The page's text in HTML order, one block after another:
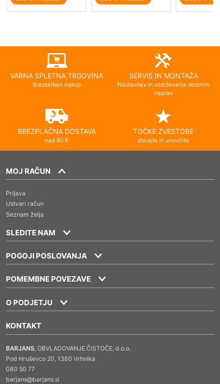
VARNA SPLETNA TRGOVINA
Brezskrben nakup
SERVIS IN MONTAŽA
Nastavitev in vzdrževanje dozirnih
naprav
BREZPLAČNA DOSTAVA
nad 80 €
TOČKE ZVESTOBE
zbirajte in unovčite
MOJ RAČUN
Prijava
Ustvari račun
Seznam želja
SLEDITE NAM
POGOJI POSLOVANJA
POMEMBNE POVEZAVE
O PODJETJU
KONTAKT
BARJANS , OBVLADOVANJE ČISTOČE, d.o.o.
Pod Hruševco 20, 1360 Vrhnika
080 50 77
barjans@barjans.si